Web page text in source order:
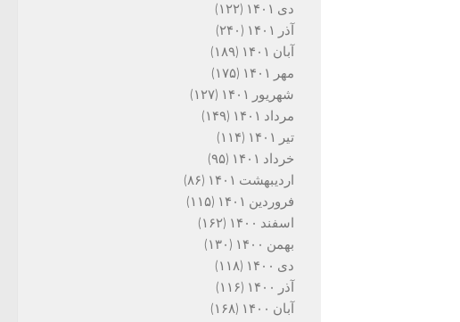
دی ۱۴۰۱
(۱۲۲)
آذر ۱۴۰۱
(۲۴۰)
آبان ۱۴۰۱
(۱۸۹)
مهر ۱۴۰۱
(۱۷۵)
شهریور ۱۴۰۱
(۱۲۷)
مرداد ۱۴۰۱
(۱۴۹)
تیر ۱۴۰۱
(۱۱۴)
خرداد ۱۴۰۱
(۹۵)
اردیبهشت ۱۴۰۱
(۸۶)
فروردین ۱۴۰۱
(۱۱۵)
اسفند ۱۴۰۰
(۱۶۲)
بهمن ۱۴۰۰
(۱۳۰)
دی ۱۴۰۰
(۱۱۸)
آذر ۱۴۰۰
(۱۱۶)
آبان ۱۴۰۰
(۱۶۸)